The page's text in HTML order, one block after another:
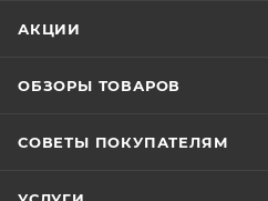
АКЦИИ
ОБЗОРЫ ТОВАРОВ
СОВЕТЫ ПОКУПАТЕЛЯМ